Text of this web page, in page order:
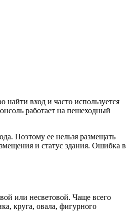
найти вход и часто используется
работает на пешеходный
Поэтому ее нельзя размещать
и статус здания. Ошибка в
или несветовой. Чаще всего
круга, овала, фигурного